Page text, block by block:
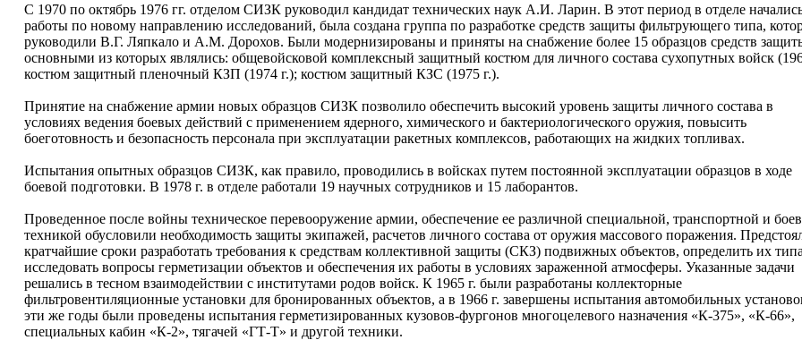
С 1970 по октябрь 1976 гг. отделом СИЗК руководил кандидат технических наук А.И. Ларин. В этот период в отделе
работы по новому направлению исследований, была создана группа по разработке средств защиты фильтрующего типа,
руководили В.Г. Ляпкало и А.М. Дорохов. Были модернизированы и приняты на снабжение более 15 образцов средств
основными из которых являлись: общевойсковой комплексный защитный костюм для личного состава сухопутных войск
костюм защитный пленочный КЗП (1974 г.); костюм защитный КЗС (1975 г.).
Принятие на снабжение армии новых образцов СИЗК позволило обеспечить высокий уровень защиты личного состава в
условиях ведения боевых действий с применением ядерного, химического и бактериологического оружия, повысить
боеготовность и безопасность персонала при эксплуатации ракетных комплексов, работающих на жидких топливах.
Испытания опытных образцов СИЗК, как правило, проводились в войсках путем постоянной эксплуатации образцов в ходе
боевой подготовки. В 1978 г. в отделе работали 19 научных сотрудников и 15 лаборантов.
Проведенное после войны техническое перевооружение армии, обеспечение ее различной специальной, транспортной и
техникой обусловили необходимость защиты экипажей, расчетов личного состава от оружия массового поражения.
кратчайшие сроки разработать требования к средствам коллективной защиты (СКЗ) подвижных объектов, определить их
исследовать вопросы герметизации объектов и обеспечения их работы в условиях зараженной атмосферы. Указанные задачи
решались в тесном взаимодействии с институтами родов войск. К 1965 г. были разработаны коллекторные
фильтровентиляционные установки для бронированных объектов, а в 1966 г. завершены испытания автомобильных
эти же годы были проведены испытания герметизированных кузовов-фургонов многоцелевого назначения «К-375», «К-66»,
специальных кабин «К-2», тягачей «ГТ-Т» и другой техники.